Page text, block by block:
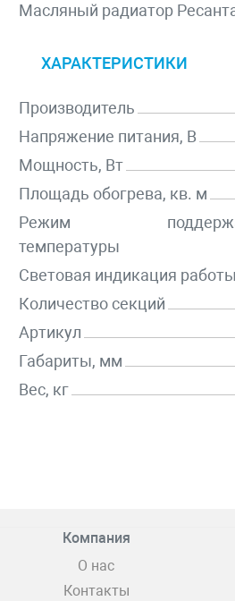
Масляный радиатор
ХАРАКТЕРИСТИКИ
Производитель
Напряжение питания, В
Мощность, Вт
Площадь обогрева, кв. м
Режим
температуры
Световая индикация работы
Количество секций
Артикул
Габариты, мм
Вес, кг
Компания
О нас
Контакты